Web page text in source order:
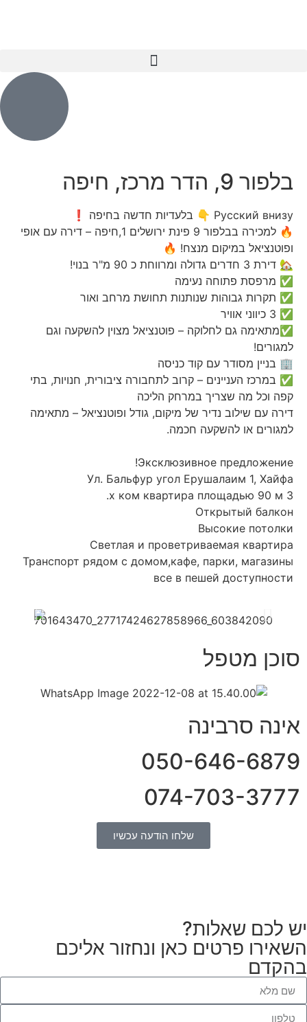
בלפור 9, הדר מרכז, חיפה
Русский внизу 👇 בלעדיות חדשה בחיפה ❗
🔥 למכירה בבלפור 9 פינת ירושלים 1,חיפה – דירה עם אופי
ופוטנציאל במיקום מנצח! 🔥
🏡 דירת 3 חדרים גדולה ומרווחת כ 90 מ"ר בנוי!
✅ מרפסת פתוחה נעימה
✅ תקרות גבוהות שנותנות תחושת מרחב ואור
✅ 3 כיווני אוויר
✅מתאימה גם לחלוקה – פוטנציאל מצוין להשקעה וגם
למגורים!
🏢 בניין מסודר עם קוד כניסה
✅ במרכז העניינים – קרוב לתחבורה ציבורית, חנויות, בתי
קפה וכל מה שצריך במרחק הליכה
דירה עם שילוב נדיר של מיקום, גודל ופוטנציאל – מתאימה
למגורים או להשקעה חכמה.
Эксклюзивное предложение!
Ул. Бальфур угол Ерушалаим 1, Хайфа
3 х ком квартира площадью 90 м.
Открытый балкон
Высокие потолки
Светлая и проветриваемая квартира
Транспорт рядом с домом,кафе, парки, магазины
все в пешей доступности
סוכן מטפל
אינה סרבינה
050-646-6879​
074-703-3777
שלחו הודעה עכשיו
יש לכם שאלות?
השאירו פרטים כאן ונחזור אליכם
בהקדם